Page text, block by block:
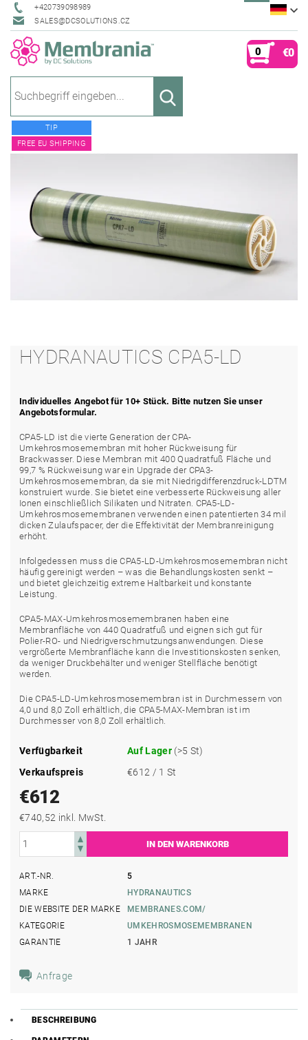
+420739098989
SALES@DCSOLUTIONS.CZ
0 €0
TIP
FREE EU SHIPPING
HYDRANAUTICS CPA5-LD
Individuelles Angebot für 10+ Stück. Bitte nutzen Sie unser
Angebotsformular.
CPA5-LD ist die vierte Generation der CPA-
Umkehrosmosemembran mit hoher Rückweisung für
Brackwasser. Diese Membran mit 400 Quadratfuß Fläche und
99,7 % Rückweisung war ein Upgrade der CPA3-
Umkehrosmosemembran, da sie mit Niedrigdifferenzdruck-LDTM
konstruiert wurde. Sie bietet eine verbesserte Rückweisung aller
Ionen einschließlich Silikaten und Nitraten. CPA5-LD-
Umkehrosmosemembranen verwenden einen patentierten 34 mil
dicken Zulaufspacer, der die Effektivität der Membranreinigung
erhöht.
Infolgedessen muss die CPA5-LD-Umkehrosmosemembran nicht
häufig gereinigt werden – was die Behandlungskosten senkt –
und bietet gleichzeitig extreme Haltbarkeit und konstante
Leistung.
CPA5-MAX-Umkehrosmosemembranen haben eine
Membranfläche von 440 Quadratfuß und eignen sich gut für
Polier-RO- und Niedrigverschmutzungsanwendungen. Diese
vergrößerte Membranfläche kann die Investitionskosten senken,
da weniger Druckbehälter und weniger Stellfläche benötigt
werden.
Die CPA5-LD-Umkehrosmosemembran ist in Durchmessern von
4,0 und 8,0 Zoll erhältlich, die CPA5-MAX-Membran ist im
Durchmesser von 8,0 Zoll erhältlich.
Verfügbarkeit Auf Lager (>5 St)
Verkaufspreis
€612 / 1 St
€612
€740,52 inkl. MwSt.
ART.-NR.
5
MARKE
HYDRANAUTICS
DIE WEBSITE DER MARKE
MEMBRANES.COM/
KATEGORIE
UMKEHROSMOSEMEMBRANEN
GARANTIE
1 JAHR
Anfrage
BESCHREIBUNG